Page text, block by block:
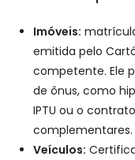
Imóveis:
emitida pelo
competente. Ele
de ônus, como
IPTU ou o
complementares.
Veículos: